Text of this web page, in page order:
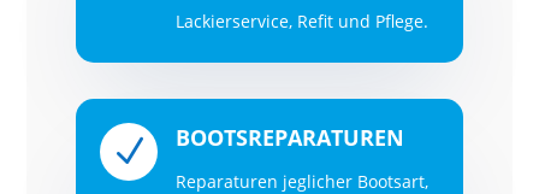
Lackierservice, Refit und Pflege.
N BOOTSREPARATUREN
Reparaturen jeglicher Bootsart,